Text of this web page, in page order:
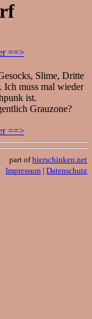
==>
Slime, Dritte
Ich muss mal wieder
ist.
Grauzone?
==>
part ofbierschinken.net
Impressum | Datenschutz